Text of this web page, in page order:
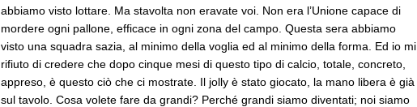
abbiamo visto lottare. Ma stavolta non eravate voi. Non era l’Unione capace di
mordere ogni pallone, efficace in ogni zona del campo. Questa sera abbiamo
visto una squadra sazia, al minimo della voglia ed al minimo della forma. Ed io mi
rifiuto di credere che dopo cinque mesi di questo tipo di calcio, totale, concreto,
appreso, è questo ciò che ci mostrate. Il jolly è stato giocato, la mano libera è già
sul tavolo. Cosa volete fare da grandi? Perché grandi siamo diventati; noi siamo